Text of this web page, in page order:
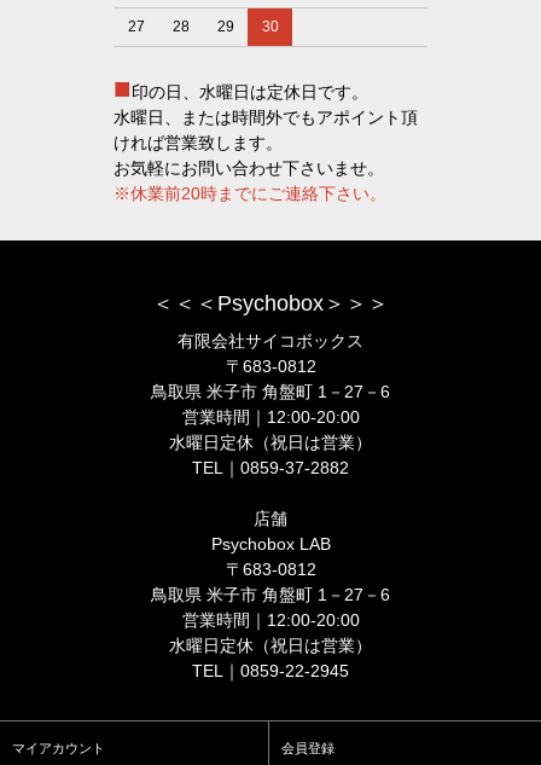
27 28 29 30
■印の日、水曜日は定休日です。
水曜日、または時間外でもアポイント頂
ければ営業致します。
お気軽にお問い合わせ下さいませ。
※休業前20時までにご連絡下さい。
＜＜＜Psychobox＞＞＞
有限会社サイコボックス
〒683-0812
鳥取県 米子市 角盤町 1－27－6
営業時間｜12:00-20:00
水曜日定休（祝日は営業）
TEL｜0859-37-2882
店舗
Psychobox LAB
〒683-0812
鳥取県 米子市 角盤町 1－27－6
営業時間｜12:00-20:00
水曜日定休（祝日は営業）
TEL｜0859-22-2945
マイアカウント 会員登録